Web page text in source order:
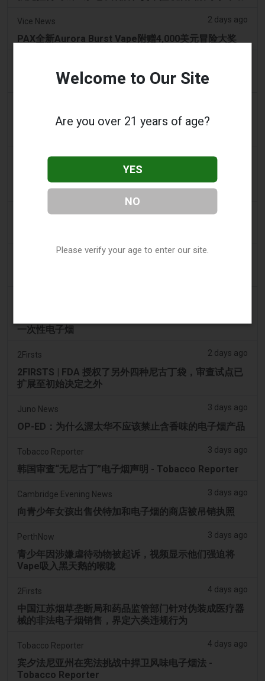
Vice News 2 days ago
PAX全新Aurora Burst Vape附赠4,000美元冒险大奖
想携带电子烟出国的旅客收到旅行警示
大多数航空公司“禁止”放入托运行李的常见物品的“最安
2 days ago
2FIRSTS | 2000 万美元、永久禁令及分销商管控：
Posh 协议加强了伊利诺伊州电子烟合规要求
2 days ago
2 days ago
一次性电子烟
2Firsts 2 days ago
2FIRSTS | FDA 授权了另外四种尼古丁袋，审查试点已
扩展至初始决定之外
Juno News 3 days ago
OP-ED：为什么渥太华不应该禁止含香味的电子烟产品
Tobacco Reporter 3 days ago
韩国审查“无尼古丁”电子烟声明 - Tobacco Reporter
Cambridge Evening News 3 days ago
向青少年女孩出售伏特加和电子烟的商店被吊销执照
PerthNow 3 days ago
青少年因涉嫌虐待动物被起诉，视频显示他们强迫将
Vape吸入黑天鹅的喉咙
2Firsts 4 days ago
中国江苏烟草垄断局和药品监管部门针对伪装成医疗器
械的非法电子烟销售，界定六类违规行为
Tobacco Reporter 4 days ago
宾夕法尼亚州在宪法挑战中捍卫风味电子烟法 -
Tobacco Reporter
Welcome to Our Site
Are you over 21 years of age?
YES
NO
Please verify your age to enter our site.